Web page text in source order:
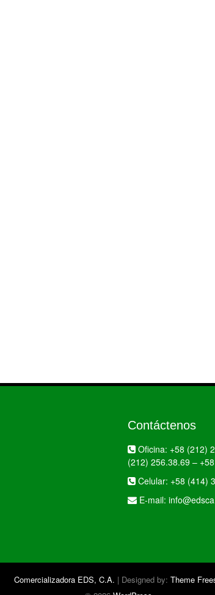
Contáctenos
Oficina: +58 (212)
(212) 256.38.69 –
Celular: +58 (414)
E-mail:
Comercializadora EDS, C.A. | Designed by: Theme